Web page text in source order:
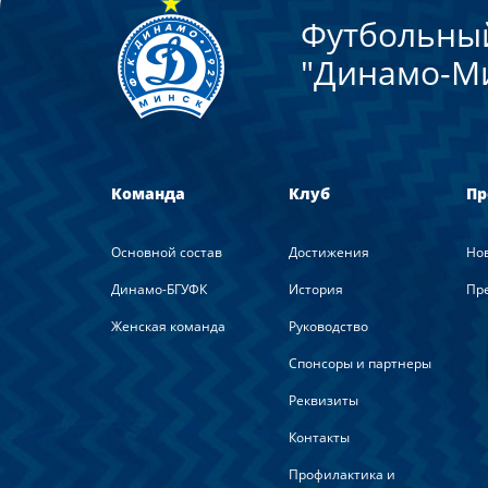
"Динамо-
Команда
Основной состав
Динамо-БГУФК
Женская команда
Клуб
Достижения
История
Руководство
Спонсоры и партнеры
Реквизиты
Контакты
Профилактика и